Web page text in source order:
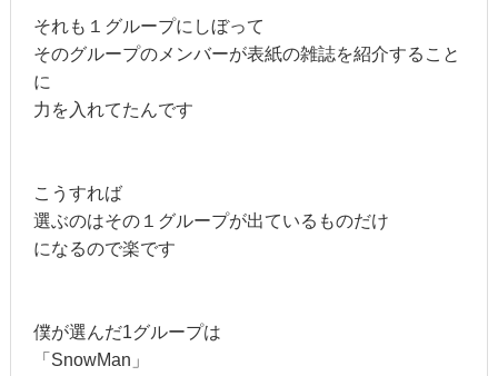
それも１グループにしぼって
そのグループのメンバーが表紙の雑誌を紹介すること
に
力を入れてたんです
こうすれば
選ぶのはその１グループが出ているものだけ
になるので楽です
僕が選んだ1グループは
「SnowMan」